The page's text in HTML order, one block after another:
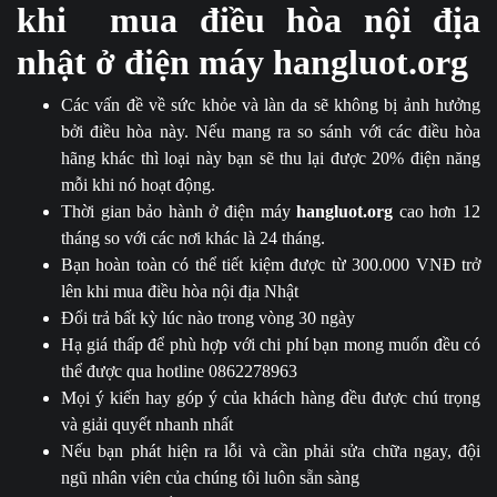
khi mua điều hòa nội địa
nhật ở điện máy hangluot.org
Các vấn đề về sức khỏe và làn da sẽ không bị ảnh hưởng
bởi điều hòa này. Nếu mang ra so sánh với các điều hòa
hãng khác thì loại này bạn sẽ thu lại được 20% điện năng
mỗi khi nó hoạt động.
Thời gian bảo hành ở điện máyhangluot.org cao hơn 12
tháng so với các nơi khác là 24 tháng.
Bạn hoàn toàn có thể tiết kiệm được từ 300.000 VNĐ trở
lên khi mua điều hòa nội địa Nhật
Đổi trả bất kỳ lúc nào trong vòng 30 ngày
Hạ giá thấp để phù hợp với chi phí bạn mong muốn đều có
thể được qua hotline 0862278963
Mọi ý kiến hay góp ý của khách hàng đều được chú trọng
và giải quyết nhanh nhất
Nếu bạn phát hiện ra lỗi và cần phải sửa chữa ngay, đội
ngũ nhân viên của chúng tôi luôn sẵn sàng